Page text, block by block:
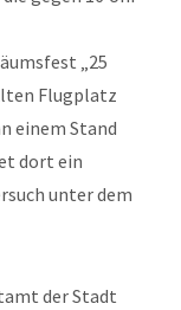
„25
Flugplatz
einem Stand
dort ein
unter dem
der Stadt